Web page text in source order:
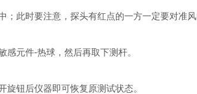
此时要注意，探头有红点的一方一定要对准
元件-热球，然后再取下测杆。
钮后仪器即可恢复原测试状态。